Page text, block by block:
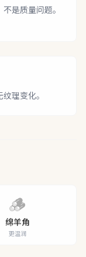
是质量问题。
理变化。
🪵
绵羊角
更温润